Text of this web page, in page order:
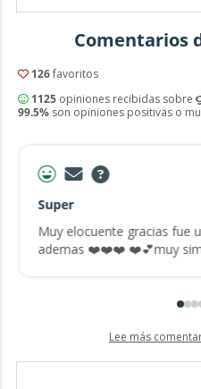
Comentarios
126favoritos
1125opiniones recibidas sobre
99.5%son opiniones positivas o
Super
Muy elocuente gracias fue
ademas ❤️❤️❤️ ❤️💕muy
Lee más